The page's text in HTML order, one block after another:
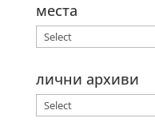
места
лични архиви